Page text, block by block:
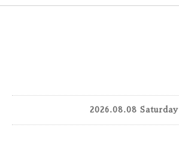
2026.08.08 Saturday